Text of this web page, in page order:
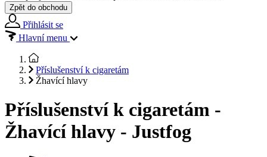
Zpět do obchodu
Přihlásit se
Hlavní menu
Příslušenství k cigaretám
Žhavící hlavy
Příslušenství k cigaretám -
Žhavící hlavy - Justfog